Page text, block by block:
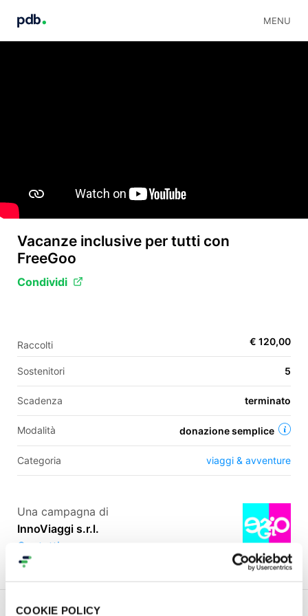
COOKIE POLICY
MENU
EN
FR
Vacanze inclusive per tutti con
FreeGoo
Condividi
Raccolti € 120,00
Sostenitori 5
Scadenza terminato
Modalità donazione semplice
Categoria viaggi & avventure
Una campagna di
InnoViaggi s.r.l.
Contatti
Progetto Commenti (